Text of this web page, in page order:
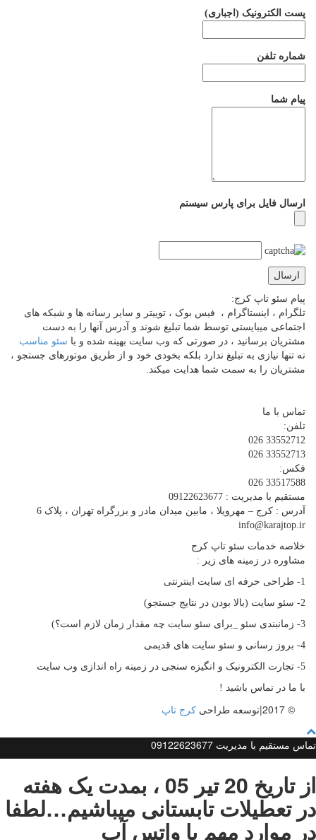
پست الکترونیک (اجباری)
شماره تلفن
پیام شما
ارسال فایل برای پارس سیستم
پیام سئو تاپ کرج:
تلگرام ، اینستاگرام ، فیس بوک ، توییتر و سایر رسانه ها و شبکه های
اجتماعی میبایستی توسط شما تبلیغ شوند و آدرس آنها را به دست
مشتریان برسانید ، در صورتی که وب سایت بهینه شده و با سئو مناسب
نه تنها نیازی به تبلیغ ندارد بلکه بخودی خود و از طریق موتورهای جستجو ،
مشتریان را به سمت شما هدایت میکند.
تماس با ما
تلفن:
33552712 026
33552713 026
فکس:
33517588 026
مستقیم با مدیریت : 09122623677
آدرس : کرج – مهرویلا ، مابین میدان مادر و بزرگراه تهران ، پلاک 6
info@karajtop.ir
خلاصه خدمات سئو تاپ کرج
مشاوره در زمینه های زیر :
1- طراحی حرفه ای سایت اینترنتی
2- سئو سایت (بالا بودن در نتایج جستجو)
3- زمانبندی سئو _برای سئو سایت چه مقدار زمان لازم است؟)
4- بروز رسانی و سئو سایت های قدیمی
5- تجارت الکترونیک و انگیزه سنجی در زمینه راه اندازی وب سایت
با ما در تماس باشید !
© 2017|توسعه طراحی کرج تاپ
تماس مستقیم با مدیریت 09122623677
از تاریخ 20 تیر 05 ، بمدت یک هفته
در تعطیلات تابستانی میباشیم…لطفا
در موارد مهم با واتس آپ